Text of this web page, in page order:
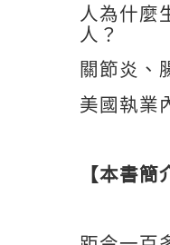
人為什麼
人？
關節炎、
美國執業
【本書簡